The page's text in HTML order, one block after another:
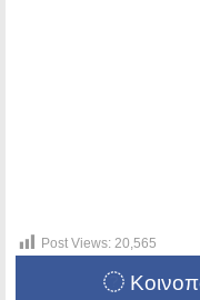
Post Views: 20,565